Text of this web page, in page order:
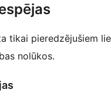
tikai pieredzējušiem
nolūkos.